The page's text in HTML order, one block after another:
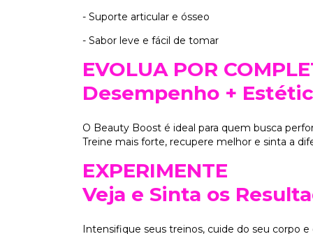
- Suporte articular e ósseo
- Sabor leve e fácil de tomar
EVOLUA POR
Desempenho +
O Beauty Boost é ideal para quem busca
Treine mais forte, recupere melhor e sinta a
EXPERIMENTE
Veja e Sinta os
Intensifique seus treinos, cuide do seu corpo